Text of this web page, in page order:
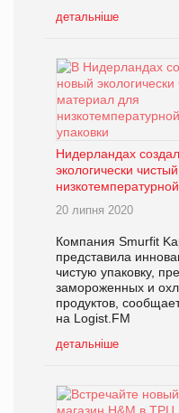
детальніше
Нидерландах
экологически
20 липня 2020
Компания Smurfit
представила
чистую упаковку,
замороженных и
продуктов,
на Logist.FM
детальніше